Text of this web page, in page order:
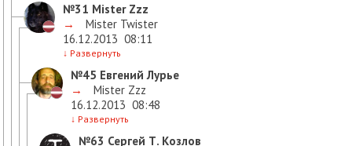
№31 Mister Zzz
→
Mister Twister
16.12.2013 08:11
↓ Развернуть
№45 Евгений Лурье
→
Mister Zzz
16.12.2013 08:48
↓ Развернуть
№63 Сергей Т. Козлов